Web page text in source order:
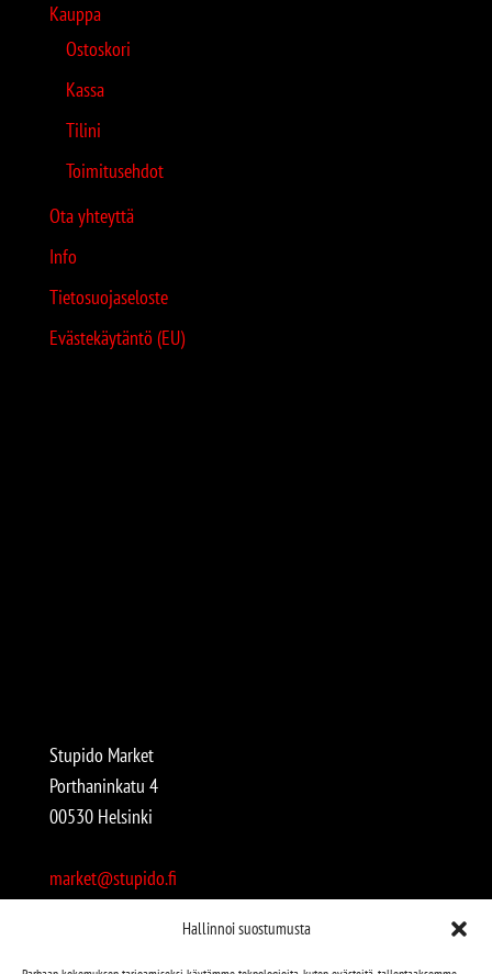
Hallinnoi suostumusta
Kauppa
Ostoskori
Kassa
Tilini
Toimitusehdot
Ota yhteyttä
Info
Tietosuojaseloste
Evästekäytäntö (EU)
Stupido Market
Porthaninkatu 4
00530 Helsinki
market@stupido.fi